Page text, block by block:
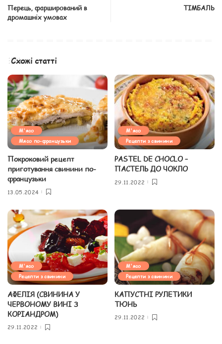
Перець, фарширований в
дромашніх умовах
ТІМБАЛЬ
Схожі статті
М'ясо
Мясо по-французьки
Покроковий рецепт
приготування свинини по-
французьки
13.05.2024
М'ясо
Рецепти з свинини
PASTEL DE CHOCLO –
ПАСТЕЛЬ ДО ЧОКЛО
29.11.2022
М'ясо
Рецепти з свинини
АФЕЛІЯ (СВИНИНА У
ЧЕРВОНОМУ ВИНІ З
КОРІАНДРОМ)
29.11.2022
М'ясо
Рецепти з свинини
КАПУСТНІ РУЛЕТИКИ
ТЮНЬ
29.11.2022